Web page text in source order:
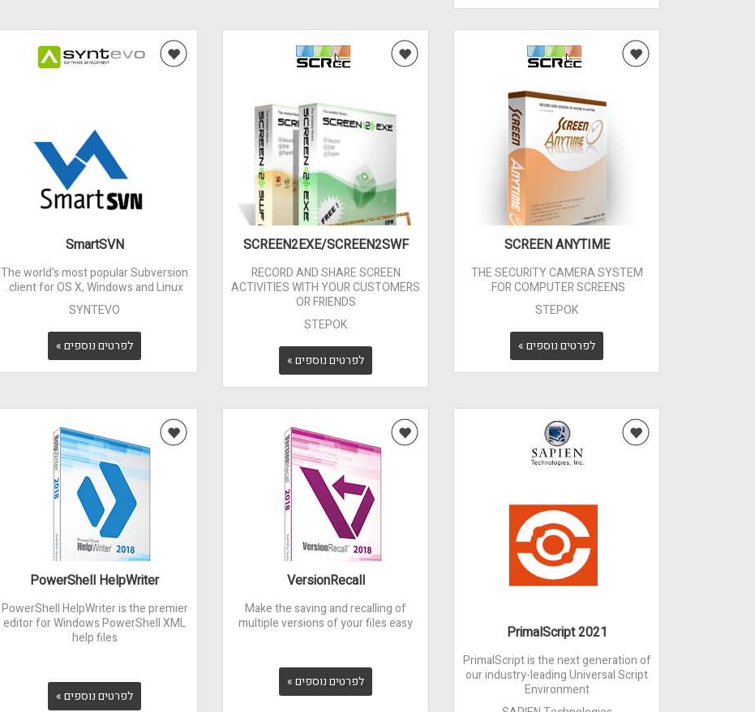
SCREEN ANYTIME
THE SECURITY CAMERA SYSTEM
FOR COMPUTER SCREENS.
STEPOK
לפרטים נוספים »
SCREEN2EXE/SCREEN2SWF
RECORD AND SHARE SCREEN
ACTIVITIES WITH YOUR CUSTOMERS
OR FRIENDS
STEPOK
לפרטים נוספים »
SmartSVN
The world's most popular Subversion
client for OS X, Windows and Linux.
SYNTEVO
לפרטים נוספים »
PrimalScript 2021
PrimalScript is the next generation of
our industry-leading Universal Script
Environment
VersionRecall
Make the saving and recalling of
multiple versions of your files easy
לפרטים נוספים »
PowerShell HelpWriter
PowerShell HelpWriter is the premier
editor for Windows PowerShell XML
help files
לפרטים נוספים »